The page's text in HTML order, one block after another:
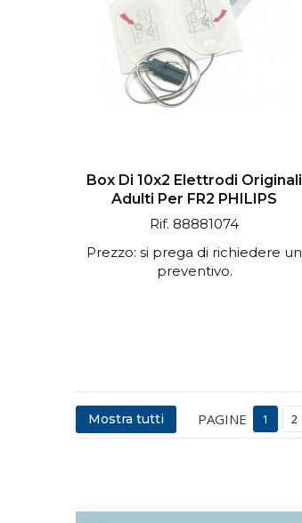
Box Di 10x2 Elettrodi Originali
Adulti Per FR2 PHILIPS
Rif. 88881074
Prezzo: si prega di richiedere un
preventivo.
Mostra tutti PAGINE 1 2